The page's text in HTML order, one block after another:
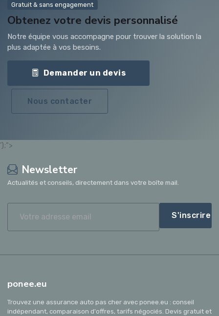
Gratuit & sans engagement
Obtenez votre devis personnalisé
Notre équipe vous accompagne pour trouver la solution la
plus adaptée à vos besoins.
Demander un devis
Nous contacter
');">
Newsletter
Actualités et conseils, directement dans votre boîte mail.
S'inscrire
ponee.eu
Trouvez une assurance auto pas cher avec ponee.eu : conseil
indépendant, comparaison d'offres, tarifs négociés. Devis gratuit et